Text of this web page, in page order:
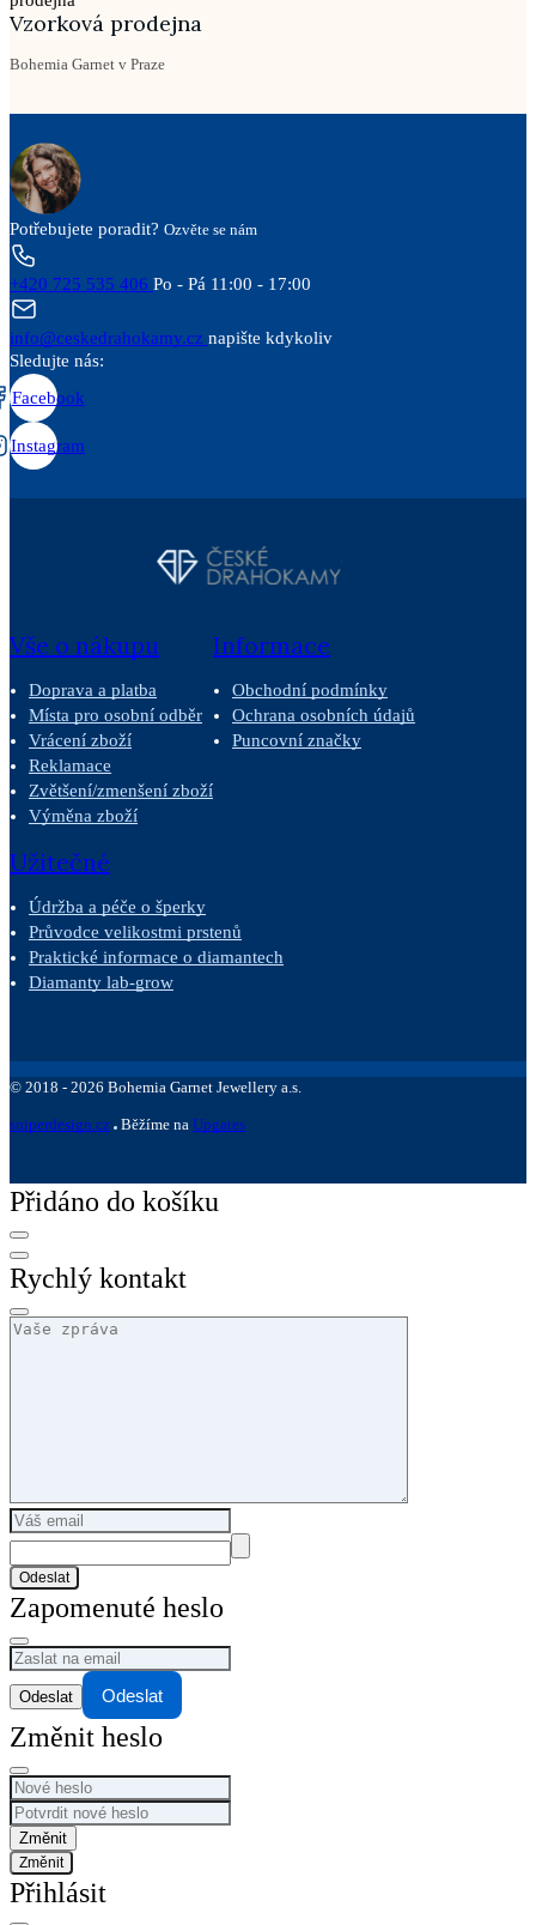
Vzorková prodejna
Bohemia Garnet v Praze
Potřebujete poradit? Ozvěte se nám
+420 725 535 406 Po - Pá 11:00 - 17:00
info@ceskedrahokamy.cz napište kdykoliv
Sledujte nás:
Facebook
Instagram
Vše o nákupu
Doprava a platba
Místa pro osobní odběr
Vrácení zboží
Reklamace
Zvětšení/zmenšení zboží
Výměna zboží
Informace
Obchodní podmínky
Ochrana osobních údajů
Puncovní značky
Užitečné
Údržba a péče o šperky
Průvodce velikostmi prstenů
Praktické informace o diamantech
Diamanty lab-grow
© 2018 - 2026 Bohemia Garnet Jewellery a.s.
sniperdesign.cz Běžíme na Upgates
Přidáno do košíku
Rychlý kontakt
Odeslat
Zapomenuté heslo
Odeslat
Změnit heslo
Změnit
Přihlásit